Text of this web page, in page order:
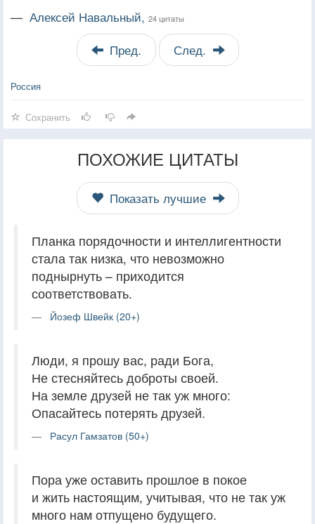
— Алексей Навальный, 24 цитаты
Пред. След.
Россия
Сохранить
ПОХОЖИЕ ЦИТАТЫ
Показать лучшие
Планка порядочности и интеллигентности
стала так низка, что невозможно
поднырнуть – приходится
соответствовать.
Йозеф Швейк (20+)
Люди, я прошу вас, ради Бога,
Не стесняйтесь доброты своей.
На земле друзей не так уж много:
Опасайтесь потерять друзей.
Расул Гамзатов (50+)
Пора уже оставить прошлое в покое
и жить настоящим, учитывая, что не так уж
много нам отпущено будущего.